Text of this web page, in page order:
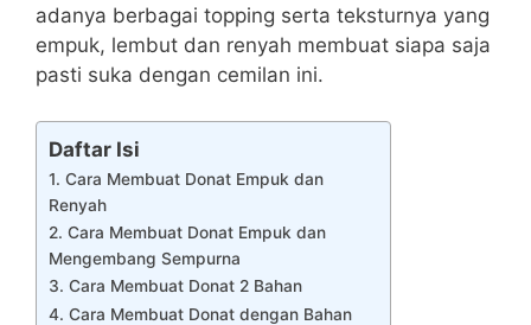
adanya berbagai topping serta teksturnya yang
empuk, lembut dan renyah membuat siapa saja
pasti suka dengan cemilan ini.
Daftar Isi
1. Cara Membuat Donat Empuk dan
Renyah
2. Cara Membuat Donat Empuk dan
Mengembang Sempurna
3. Cara Membuat Donat 2 Bahan
4. Cara Membuat Donat dengan Bahan